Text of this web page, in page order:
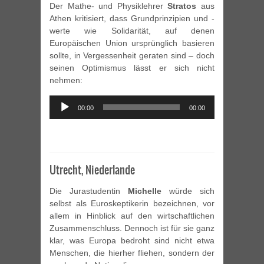
Der Mathe- und PhysiklehrerStratos aus
Athen kritisiert, dass Grundprinzipien und -
werte wie Solidarität, auf denen
Europäischen Union ursprünglich basieren
sollte, in Vergessenheit geraten sind – doch
seinen Optimismus lässt er sich nicht
nehmen:
Audio
Player
00:00 00:00
Utrecht, Niederlande
Die Jurastudentin Michelle würde sich
selbst als Euroskeptikerin bezeichnen, vor
allem in Hinblick auf den wirtschaftlichen
Zusammenschluss. Dennoch ist für sie ganz
klar, was Europa bedroht sind nicht etwa
Menschen, die hierher fliehen, sondern der